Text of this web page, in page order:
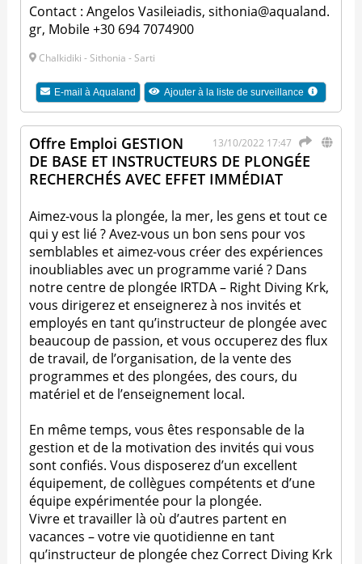
Contact : Angelos Vasileiadis,sithonia@aqualand.
gr, Mobile +30 694 7074900
Chalkidiki - Sithonia - Sarti
E-mail à Aqualand Ajouter à la liste de surveillance
13/10/2022 17:47
Offre Emploi GESTION
DE BASE ET INSTRUCTEURS DE PLONGÉE
RECHERCHÉS AVEC EFFET IMMÉDIAT
Aimez-vous la plongée, la mer, les gens et tout ce
qui y est lié ? Avez-vous un bon sens pour vos
semblables et aimez-vous créer des expériences
inoubliables avec un programme varié ? Dans
notre centre de plongée IRTDA – Right Diving Krk,
vous dirigerez et enseignerez à nos invités et
employés en tant qu’instructeur de plongée avec
beaucoup de passion, et vous occuperez des flux
de travail, de l’organisation, de la vente des
programmes et des plongées, des cours, du
matériel et de l’enseignement local.
En même temps, vous êtes responsable de la
gestion et de la motivation des invités qui vous
sont confiés. Vous disposerez d’un excellent
équipement, de collègues compétents et d’une
équipe expérimentée pour la plongée.
Vivre et travailler là où d’autres partent en
vacances – votre vie quotidienne en tant
qu’instructeur de plongée chez Correct Diving Krk